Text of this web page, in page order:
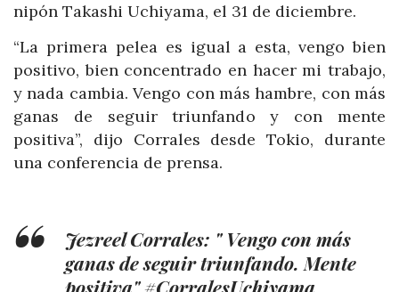
nipón Takashi Uchiyama, el 31 de diciembre.
“La primera pelea es igual a esta, vengo bien
positivo, bien concentrado en hacer mi trabajo,
y nada cambia. Vengo con más hambre, con más
ganas de seguir triunfando y con mente
positiva”, dijo Corrales desde Tokio, durante
una conferencia de prensa.
Jezreel Corrales: " Vengo con más
ganas de seguir triunfando. Mente
positiva"#CorralesUchiyama